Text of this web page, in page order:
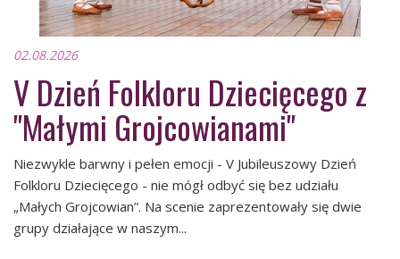
02.08.2026
V Dzień Folkloru Dziecięcego z
"Małymi Grojcowianami"
Niezwykle barwny i pełen emocji - V Jubileuszowy Dzień
Folkloru Dziecięcego - nie mógł odbyć się bez udziału
„Małych Grojcowian”. Na scenie zaprezentowały się dwie
grupy działające w naszym...